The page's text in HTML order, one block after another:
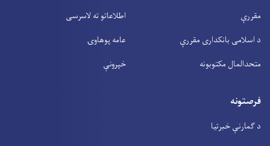
مقررې
د اسلامی بانکداری مقررې
متحدالمال مکتوبونه
اطلاعاتو ته لاسرسی
عامه پوهاوۍ
خپرونې
فرصتونه
د ګمارنې خبرتیا